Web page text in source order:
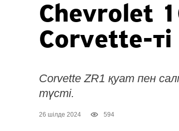
Chevrolet
Corvette-ті
Corvette ZR1 қуат пен
түсті.
26 шілде 2024 594